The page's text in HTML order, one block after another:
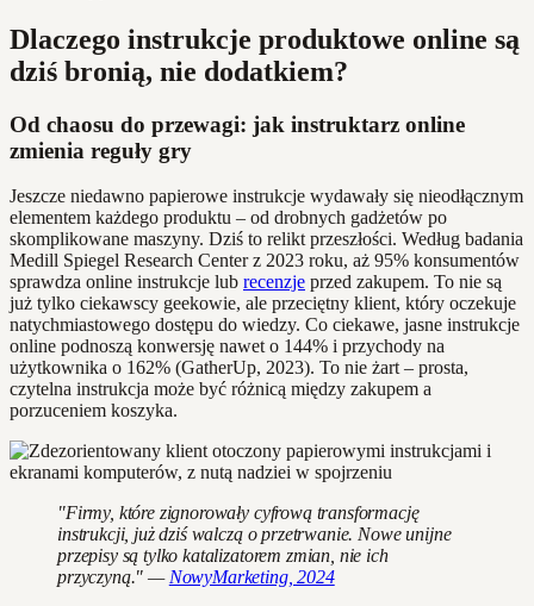
Dlaczego instrukcje produktowe online są
dziś bronią, nie dodatkiem?
Od chaosu do przewagi: jak instruktarz online
zmienia reguły gry
Jeszcze niedawno papierowe instrukcje wydawały się nieodłącznym
elementem każdego produktu – od drobnych gadżetów po
skomplikowane maszyny. Dziś to relikt przeszłości. Według badania
Medill Spiegel Research Center z 2023 roku, aż 95% konsumentów
sprawdza online instrukcje lub recenzje przed zakupem. To nie są
już tylko ciekawscy geekowie, ale przeciętny klient, który oczekuje
natychmiastowego dostępu do wiedzy. Co ciekawe, jasne instrukcje
online podnoszą konwersję nawet o 144% i przychody na
użytkownika o 162% (GatherUp, 2023). To nie żart – prosta,
czytelna instrukcja może być różnicą między zakupem a
porzuceniem koszyka.
"Firmy, które zignorowały cyfrową transformację
instrukcji, już dziś walczą o przetrwanie. Nowe unijne
przepisy są tylko katalizatorem zmian, nie ich
przyczyną." — NowyMarketing, 2024